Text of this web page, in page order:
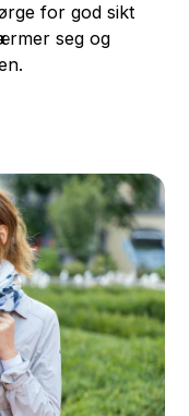
for god sikt
seg og